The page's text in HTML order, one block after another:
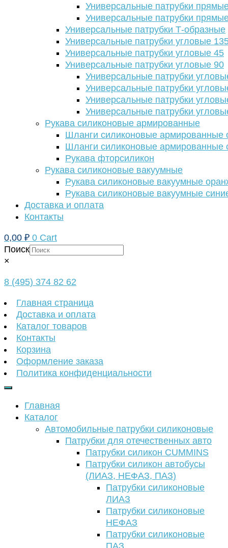
Универсальные патрубки
Универсальные патрубки
Универсальные патрубки Т-образные
Универсальные патрубки угловые
Универсальные патрубки угловые 45
Универсальные патрубки угловые 90
Универсальные патрубки
Универсальные патрубки
Универсальные патрубки
Универсальные патрубки
Рукава силиконовые армированные
Шланги силиконовые армированные
Шланги силиконовые армированные
Рукава фторсиликон
Рукава силиконовые вакуумные
Рукава силиконовые вакуумные
Рукава силиконовые вакуумные
Доставка и оплата
Контакты
0,00 ₽ 0 Cart
Поиск
×
8 (495) 374 82 62
Главная страница
Доставка и оплата
Каталог товаров
Контакты
Корзина
Оформление заказа
Политика конфиденциальности
Главная
Каталог
Автомобильные патрубки силиконовые
Патрубки для отечественных авто
Патрубки силикон CUMMINS
Патрубки силикон автобусы
(ЛИАЗ, НЕФАЗ, ПАЗ)
Патрубки силиконовые
ЛИАЗ
Патрубки силиконовые
НЕФАЗ
Патрубки силиконовые
ПАЗ